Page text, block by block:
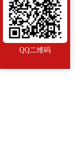
QQ二维码